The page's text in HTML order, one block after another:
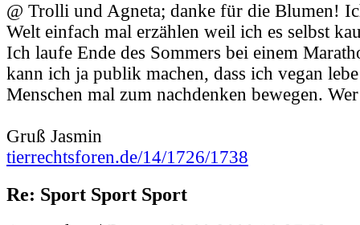
@ Trolli und Agneta; danke für die Blumen!
Welt einfach mal erzählen weil ich es selbst
Ich laufe Ende des Sommers bei einem
kann ich ja publik machen, dass ich vegan
Menschen mal zum nachdenken bewegen.
Gruß Jasmin
tierrechtsforen.de/14/1726/1738
Re: Sport Sport Sport